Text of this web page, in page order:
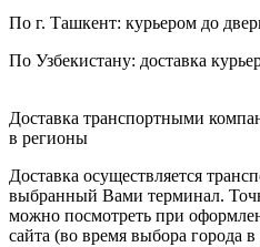
По г. Ташкент: курьером до
По Узбекистану: доставка
Доставка транспортными
в регионы
Доставка осуществляется
выбранный Вами терминал.
можно посмотреть при
сайта (во время выбора города